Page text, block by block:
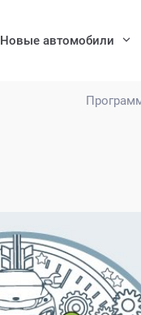
Новые автомобили